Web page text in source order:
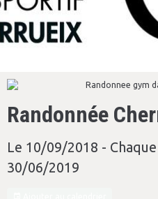
Randonnée
Le 10/09/2018 -
30/06/2019